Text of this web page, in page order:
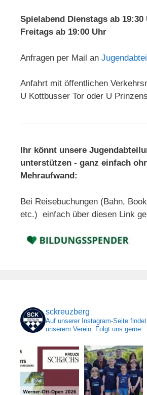
Spielabend Dienstags ab 19:30
Freitags ab 19:00 Uhr
Anfragen per Mail an
Anfahrt mit öffentlichen
U Kottbusser Tor oder U
Ihr könnt unsere
unterstützen - ganz einfach
Mehraufwand:
Bei Reisebuchungen (Bahn,
etc.) einfach über diesen Link
sckreuzberg
Auf unserer Instagram-Seite
unserem Verein. Folgt uns gerne.